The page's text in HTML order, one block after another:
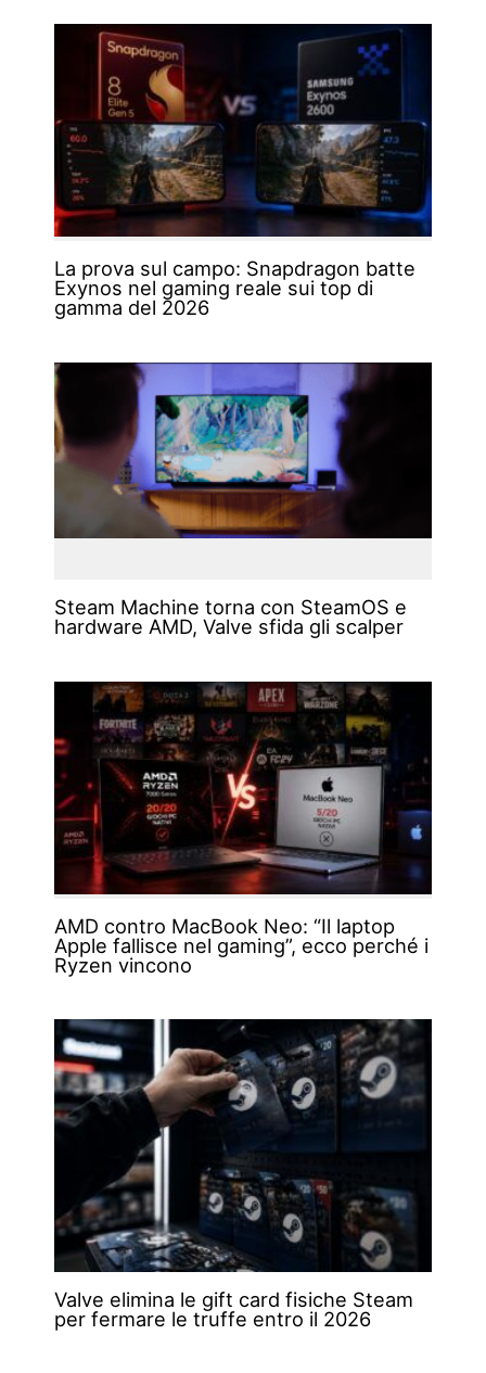
La prova sul campo: Snapdragon batte
Exynos nel gaming reale sui top di
gamma del 2026
Steam Machine torna con SteamOS e
hardware AMD, Valve sfida gli scalper
AMD contro MacBook Neo: “Il laptop
Apple fallisce nel gaming”, ecco perché i
Ryzen vincono
Valve elimina le gift card fisiche Steam
per fermare le truffe entro il 2026